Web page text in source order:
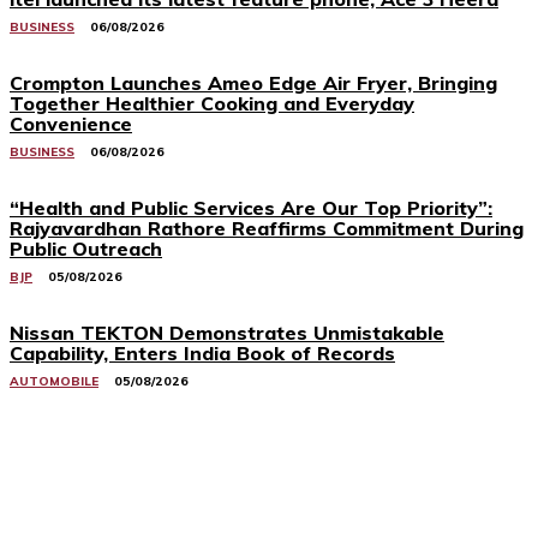
BUSINESS 06/08/2026
Crompton Launches Ameo Edge Air Fryer, Bringing
Together Healthier Cooking and Everyday
Convenience
BUSINESS 06/08/2026
“Health and Public Services Are Our Top Priority”:
Rajyavardhan Rathore Reaffirms Commitment During
Public Outreach
BJP 05/08/2026
Nissan TEKTON Demonstrates Unmistakable
Capability, Enters India Book of Records
AUTOMOBILE 05/08/2026